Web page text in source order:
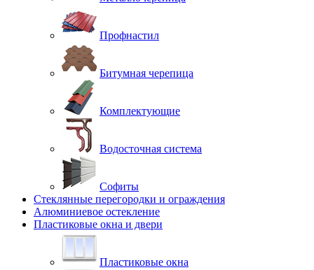
Профнастил
Битумная черепица
Комплектующие
Водосточная система
Софиты
Стеклянные перегородки и ограждения
Алюминиевое остекление
Пластиковые окна и двери
Пластиковые окна